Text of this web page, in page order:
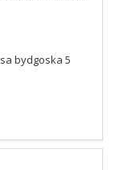
bydgoska 5